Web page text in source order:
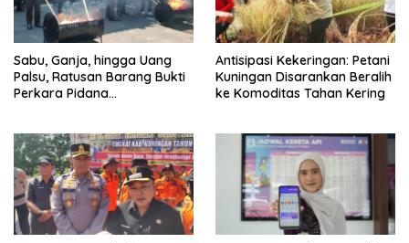
Sabu, Ganja, hingga Uang
Palsu, Ratusan Barang Bukti
Perkara Pidana
Antisipasi Kekeringan: Petani
Kuningan Disarankan Beralih
ke Komoditas Tahan Kering